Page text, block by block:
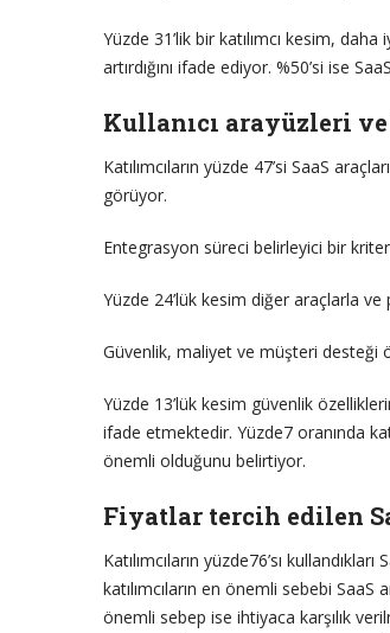
Yüzde 31’lik bir katılımcı kesim,
artırdığını ifade ediyor. %50’si ise
Kullanıcı arayüzleri
Katılımcıların yüzde 47’si SaaS
görüyor.
Entegrasyon süreci belirleyici bir kriter
Yüzde 24’lük kesim diğer araçlarla
Güvenlik, maliyet ve müşteri desteği
Yüzde 13’lük kesim güvenlik
ifade etmektedir. Yüzde7 oranında
önemli olduğunu belirtiyor.
Fiyatlar tercih edilen
Katılımcıların yüzde76’sı
katılımcıların en önemli sebebi
önemli sebep ise ihtiyaca karşılık